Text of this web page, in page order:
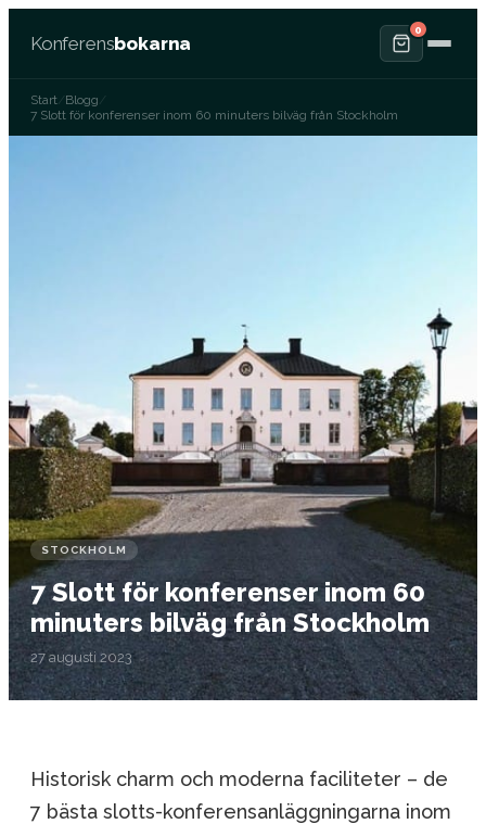
Konferensbokarna
0
Start Blogg
7 Slott för konferenser inom 60 minuters bilväg från Stockholm
STOCKHOLM
7 Slott för konferenser inom 60
minuters bilväg från Stockholm
27 augusti 2023
Historisk charm och moderna faciliteter – de
7 bästa slotts-konferensanläggningarna inom